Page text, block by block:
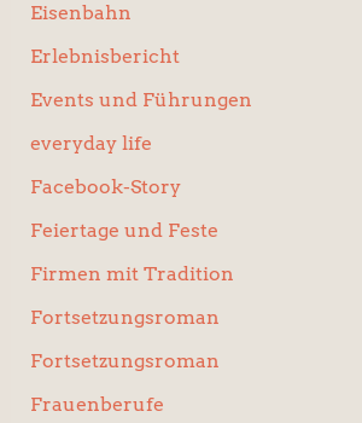
Eisenbahn
Erlebnisbericht
Events und Führungen
everyday life
Facebook-Story
Feiertage und Feste
Firmen mit Tradition
Fortsetzungsroman
Fortsetzungsroman
Frauenberufe